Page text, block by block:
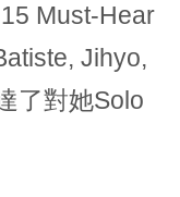
Must-Hear
Jihyo,
了對她Solo